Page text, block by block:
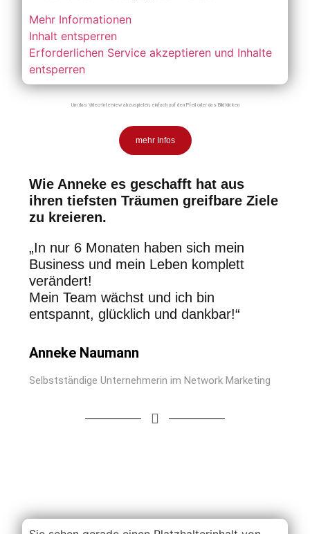
Mehr Informationen
Inhalt entsperren
Erforderlichen Service akzeptieren und Inhalte
entsperren
Um das Video-Interview abzuspielen, einfach auf den Pfeil oder das Bild klicken
mehr Infos
Wie Anneke es geschafft hat aus
ihren tiefsten Träumen greifbare Ziele
zu kreieren.
„In nur 6 Monaten haben sich mein
Business und mein Leben komplett
verändert!
Mein Team wächst und ich bin
entspannt, glücklich und dankbar!“
Anneke Naumann
Selbstständige Unternehmerin im Network Marketing